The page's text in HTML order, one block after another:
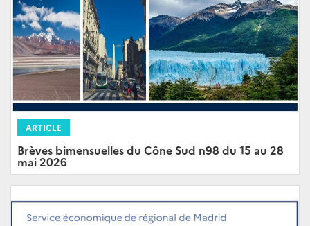
ARTICLE
Brèves bimensuelles du Cône Sud n98 du 15 au 28
mai 2026